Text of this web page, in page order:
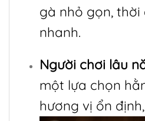
gà nhỏ gọn, thời
nhanh.
Người chơi lâu
một lựa chọn
hương vị ổn